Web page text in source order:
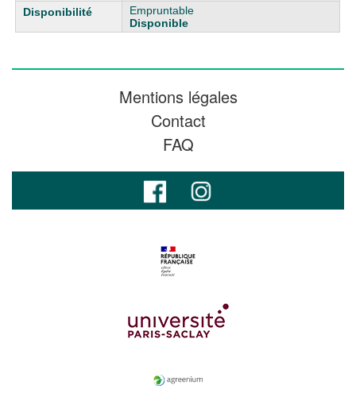
Empruntable
Disponible
Mentions légales
Contact
FAQ